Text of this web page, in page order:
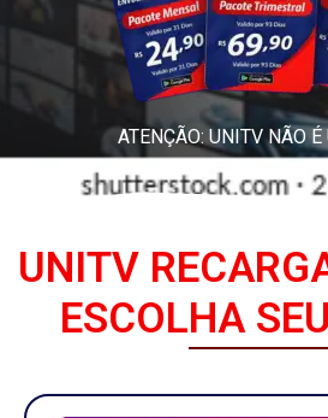
ATENÇÃO: UNITV NÃO
UNITV
ESCOLHA